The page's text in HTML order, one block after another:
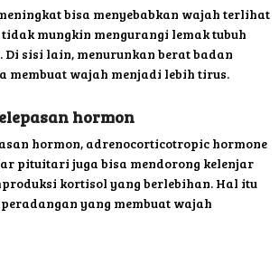
bisa menyebabkan wajah terlihat
mungkin mengurangi lemak tubuh
sisi lain, menurunkan berat badan
membuat wajah menjadi lebih tirus.
hormon
hormon, adrenocorticotropic hormone
pituitari juga bisa mendorong kelenjar
kortisol yang berlebihan. Hal itu
yang membuat wajah